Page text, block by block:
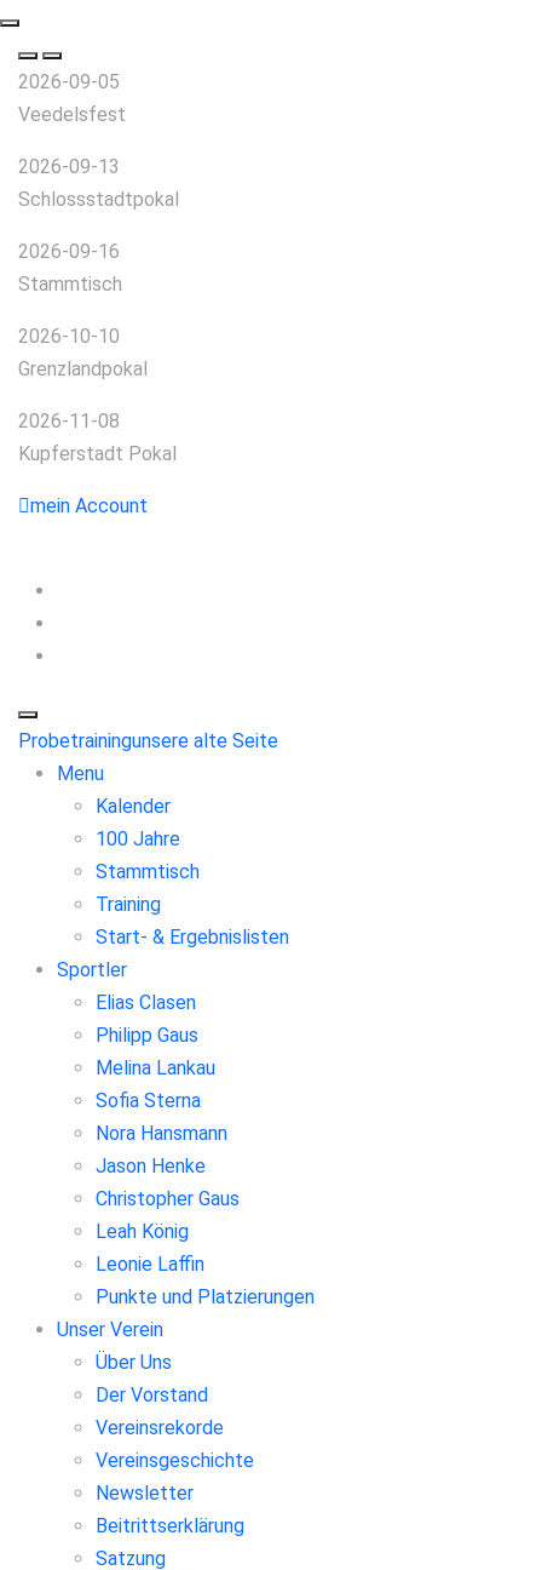
2026-09-05
Veedelsfest
2026-09-13
Schlossstadtpokal
2026-09-16
Stammtisch
2026-10-10
Grenzlandpokal
2026-11-08
Kupferstadt Pokal
mein Account
Probetrainingunsere alte Seite
Menu
Kalender
100 Jahre
Stammtisch
Training
Start- & Ergebnislisten
Sportler
Elias Clasen
Philipp Gaus
Melina Lankau
Sofia Sterna
Nora Hansmann
Jason Henke
Christopher Gaus
Leah König
Leonie Laffin
Punkte und Platzierungen
Unser Verein
Über Uns
Der Vorstand
Vereinsrekorde
Vereinsgeschichte
Newsletter
Beitrittserklärung
Satzung